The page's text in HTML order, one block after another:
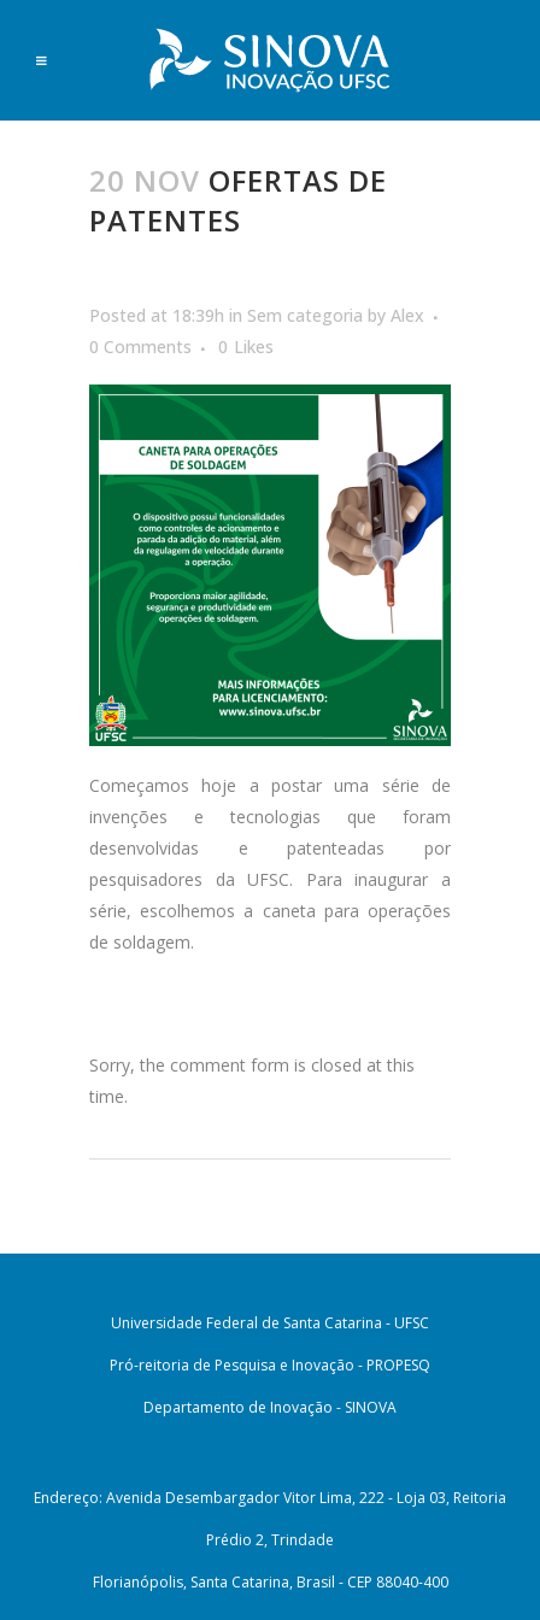
20 NOV OFERTAS DE
PATENTES
Posted at 18:39h in Sem categoria by Alex
0 Comments
0 Likes
Começamos hoje a postar uma série de
invenções e tecnologias que foram
desenvolvidas e patenteadas por
pesquisadores da UFSC. Para inaugurar a
série, escolhemos a caneta para operações
de soldagem.
Sorry, the comment form is closed at this
time.
Universidade Federal de Santa Catarina - UFSC
Pró-reitoria de Pesquisa e Inovação - PROPESQ
Departamento de Inovação - SINOVA
Endereço: Avenida Desembargador Vitor Lima, 222 - Loja 03, Reitoria
Prédio 2, Trindade
Florianópolis, Santa Catarina, Brasil - CEP 88040-400